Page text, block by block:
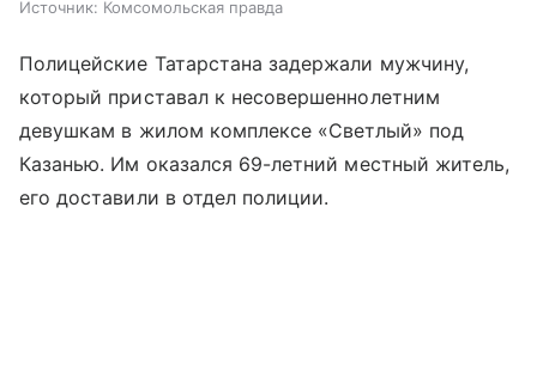
Источник: Комсомольская правда
Полицейские Татарстана задержали мужчину,
который приставал к несовершеннолетним
девушкам в жилом комплексе «Светлый» под
Казанью. Им оказался 69-летний местный житель,
его доставили в отдел полиции.